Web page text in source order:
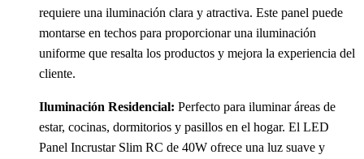
requiere una iluminación clara y atractiva. Este panel puede
montarse en techos para proporcionar una iluminación
uniforme que resalta los productos y mejora la experiencia del
cliente.
Iluminación Residencial: Perfecto para iluminar áreas de
estar, cocinas, dormitorios y pasillos en el hogar. El LED
Panel Incrustar Slim RC de 40W ofrece una luz suave y